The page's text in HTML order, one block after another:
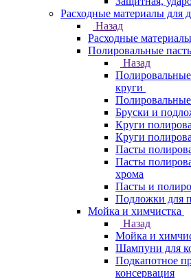
Расходные материалы для
Назад
Расходные
Полировальные
Назад
круги
Бруски и
Круги
Круги
Пасты
Пасты
хрома
Пасты и
Подложки для
Мойка и химчистка
Назад
Мойка и
Шампуни для
Подкапотное
консервация